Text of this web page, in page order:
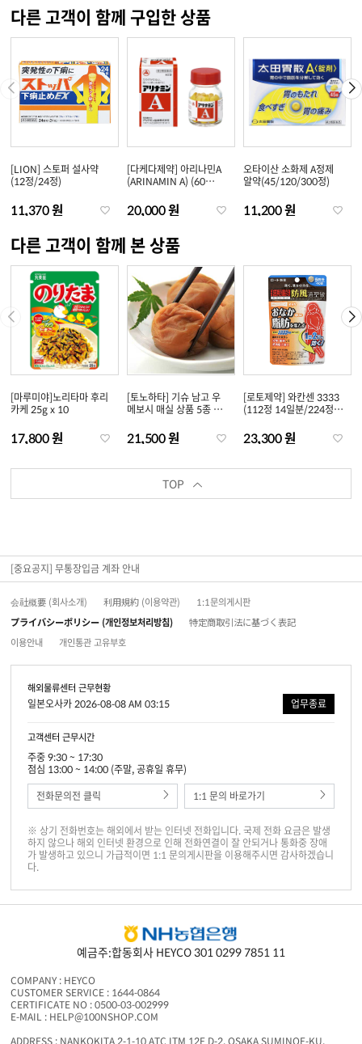
다른 고객이 함께 구입한 상품
[LION] 스토퍼 설사약
(12정/24정)
11,370 원
[다케다제약] 아리나민A
(ARINAMIN A) (60
정)
20,000 원
오타이산 소화제 A정제
알약(45/120/300정)
11,200 원
다른 고객이 함께 본 상품
[마루미야]노리타마 후리
카케 25g x 10
17,800 원
[토노하타] 기슈 남고 우
메보시 매실 상품 5종 택
21,500 원
[로토제약] 와칸센 3333
(112정 14일분/224정
23,300 원
TOP
[중요공지] 무통장입금 계좌 안내
会社概要 (회사소개) 利用規約 (이용약관)
1:1문의게시판
プライバシーポリシー (개인정보처리방침)
特定商取引法に基づく表記
이용안내
개인통관 고유부호
해외물류센터 근무현황
일본오사카 2026-08-08 AM 03:15 업무종료
고객센터 근무시간
주중 9:30 ~ 17:30
점심 13:00 ~ 14:00 (주말, 공휴일 휴무)
전화문의전 클릭
1:1 문의 바로가기
※ 상기 전화번호는 해외에서 받는 인터넷 전화입니다. 국제 전화 요금은 발생
하지 않으나 해외 인터넷 환경으로 인해 전화연결이 잘 안되거나 통화중 장애
가 발생하고 있으니 가급적이면 1:1 문의게시판을 이용해주시면 감사하겠습니
다.
예금주:합동회사 HEYCO 301 0299 7851 11
COMPANY : HEYCO
CUSTOMER SERVICE : 1644-0864
CERTIFICATE NO : 0500-03-002999
E-MAIL : HELP@100NSHOP.COM
ADDRESS : NANKOKITA 2-1-10 ATC ITM 12F D-2, OSAKA SUMINOE-KU,